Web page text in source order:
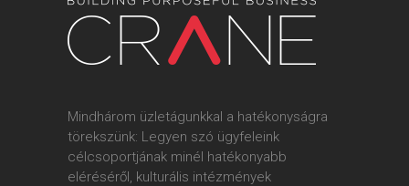
Mindhárom üzletágunkkal a hatékonyságra
törekszünk: Legyen szó ügyfeleink
célcsoportjának minél hatékonyabb
eléréséről, kulturális intézmények